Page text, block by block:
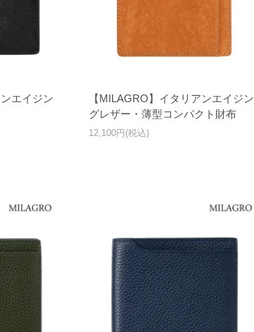
エイジン
【MILAGRO】イタリアンエイジン
グレザー・薄型コンパクト財布
12,100円(税込)